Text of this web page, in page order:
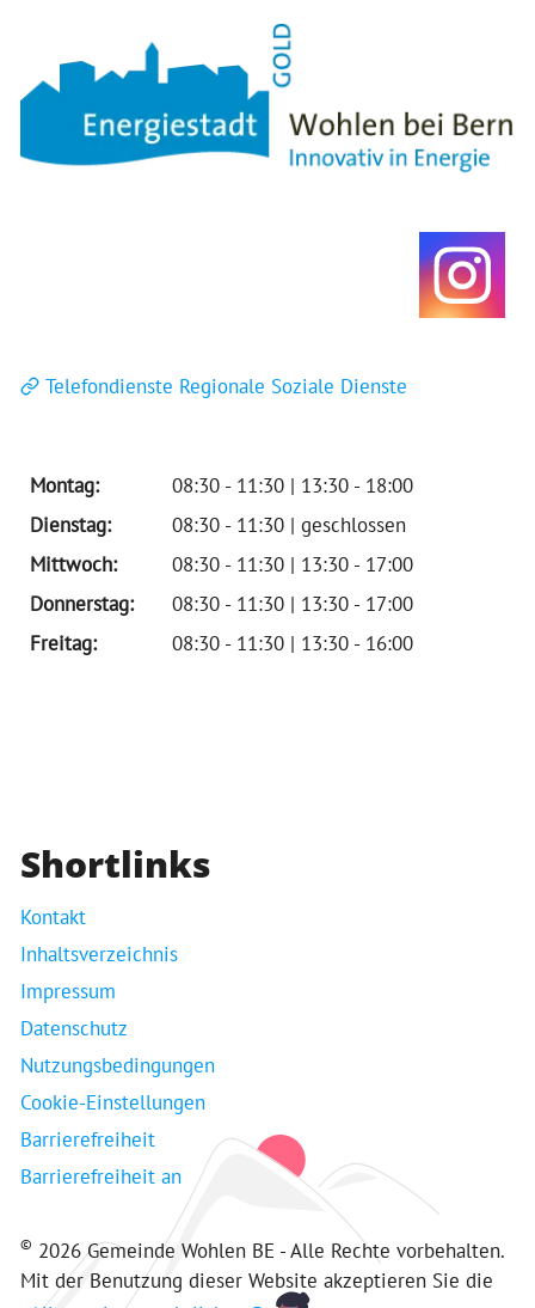
Telefondienste Regionale Soziale Dienste
Montag:
08:30 - 11:30 | 13:30 - 18:00
Dienstag:
08:30 - 11:30 | geschlossen
Mittwoch:
08:30 - 11:30 | 13:30 - 17:00
Donnerstag:
08:30 - 11:30 | 13:30 - 17:00
Freitag:
08:30 - 11:30 | 13:30 - 16:00
Shortlinks
Kontakt
Inhaltsverzeichnis
Impressum
Datenschutz
Nutzungsbedingungen
Cookie-Einstellungen
Barrierefreiheit
Barrierefreiheit an
© 2026 Gemeinde Wohlen BE - Alle Rechte vorbehalten.
Mit der Benutzung dieser Website akzeptieren Sie die